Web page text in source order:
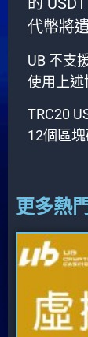
代幣將
UB 不支
使用上述
TRC20
12個區
更多熱